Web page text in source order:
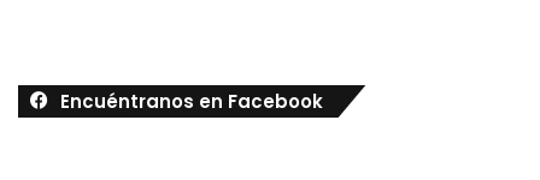
Encuéntranos en Facebook